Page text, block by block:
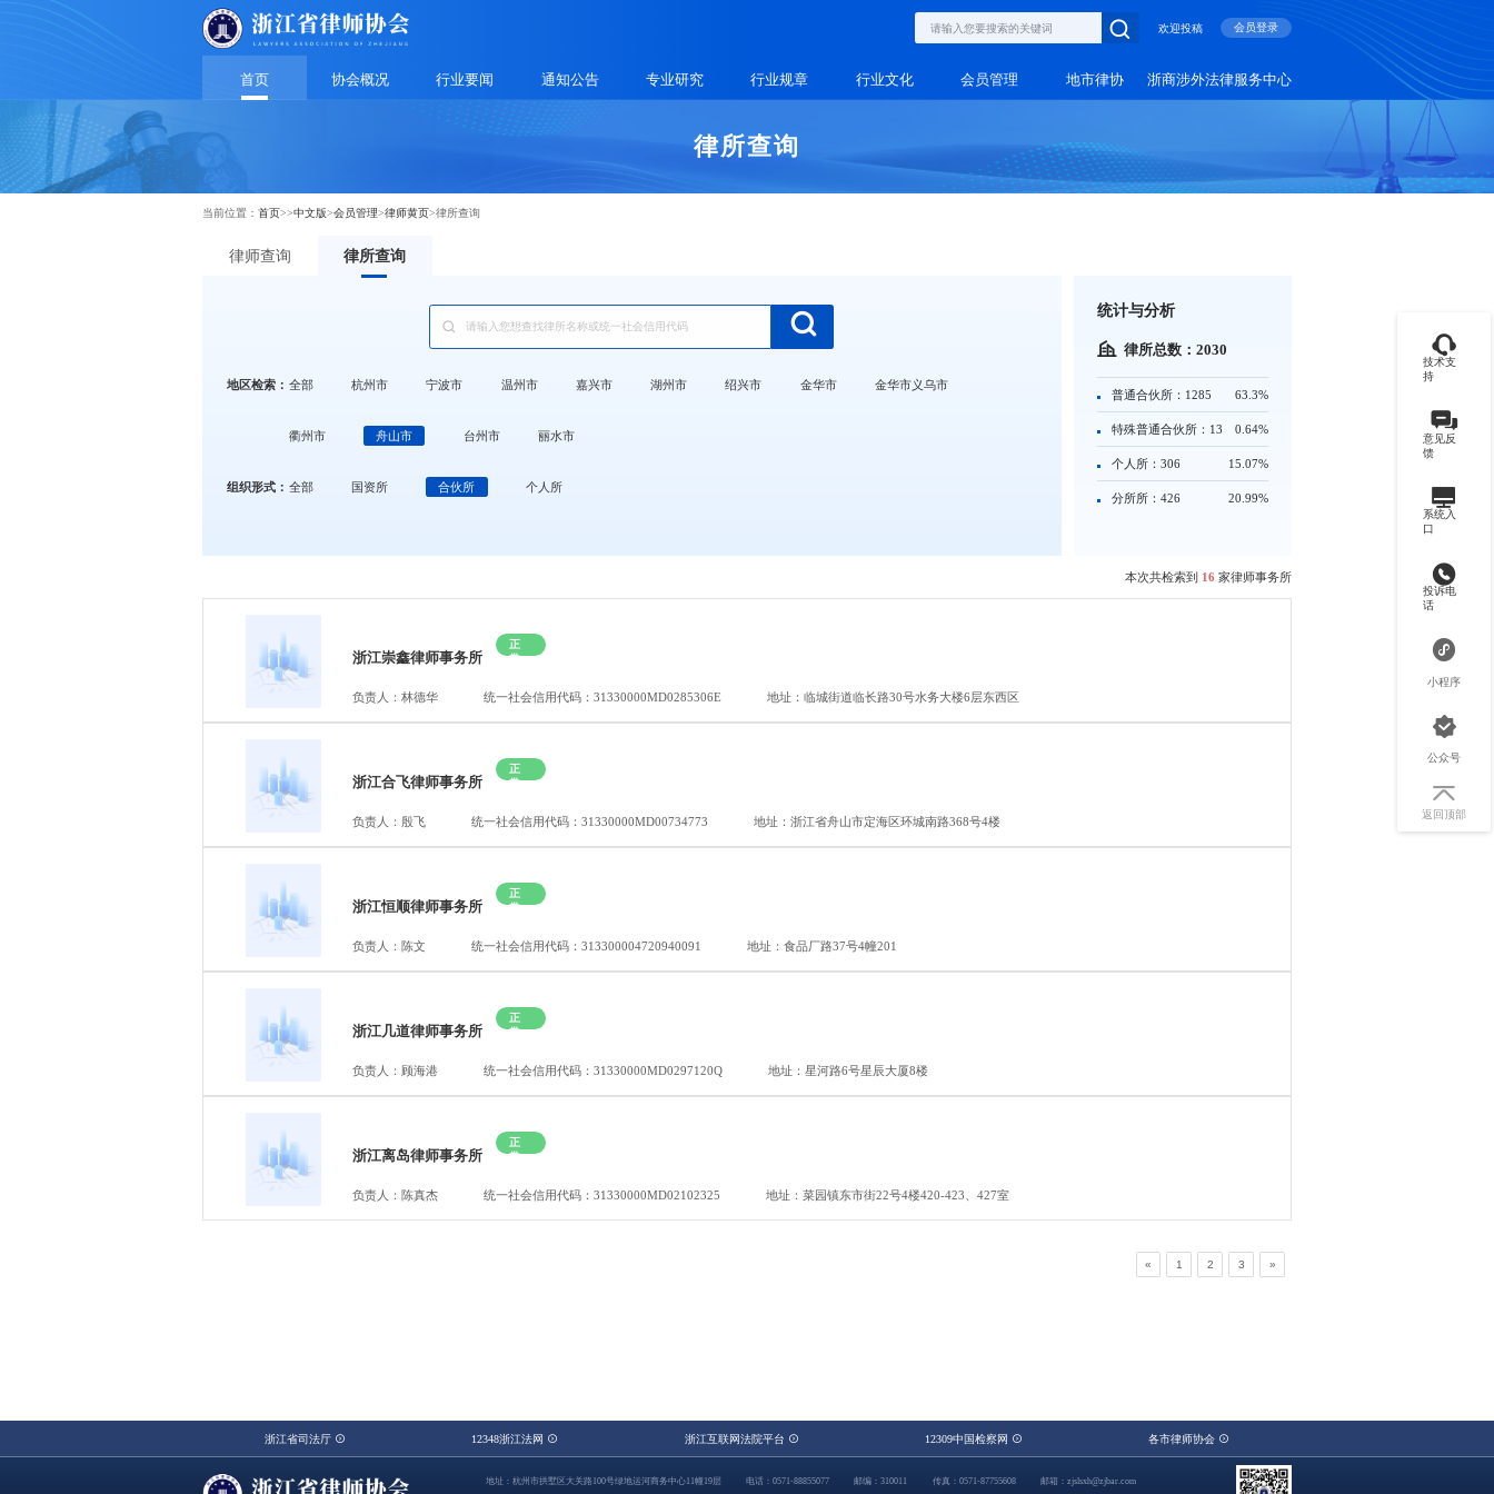
欢迎投稿 会员登录
首页 协会概况 行业要闻 通知公告 专业研究 行业规章 行业文化 会员管理 地市律协 浙商涉外法律服务中心
律所查询
当前位置： 首页>>中文版>会员管理>律师黄页>律所查询
律师查询 律所查询
地区检索： 全部 杭州市 宁波市 温州市 嘉兴市 湖州市 绍兴市 金华市 金华市义乌市
衢州市 舟山市 台州市 丽水市
组织形式： 全部 国资所 合伙所 个人所
统计与分析
律所总数：2030
普通合伙所：1285 63.3%
特殊普通合伙所：13 0.64%
个人所：306 15.07%
分所所：426 20.99%
本次共检索到 16 家律师事务所
浙江崇鑫律师事务所
正
常
负责人：林德华 统一社会信用代码：31330000MD0285306E 地址：临城街道临长路30号水务大楼6层东西区
浙江合飞律师事务所
正
常
负责人：殷飞 统一社会信用代码：31330000MD00734773 地址：浙江省舟山市定海区环城南路368号4楼
浙江恒顺律师事务所
正
常
负责人：陈文 统一社会信用代码：313300004720940091 地址：食品厂路37号4幢201
浙江几道律师事务所
正
常
负责人：顾海港 统一社会信用代码：31330000MD0297120Q 地址：星河路6号星辰大厦8楼
浙江离岛律师事务所
正
常
负责人：陈真杰 统一社会信用代码：31330000MD02102325 地址：菜园镇东市街22号4楼420-423、427室
« 1 2 3 »
浙江省司法厅 12348浙江法网 浙江互联网法院平台 12309中国检察网 各市律师协会
地址：杭州市拱墅区大关路100号绿地运河商务中心11幢19层 电话：0571-88855077 邮编：310011 传真：0571-87755608 邮箱：zjslsxh@zjbar.com
技术支
持
意见反
馈
系统入
口
投诉电
话
小程序
公众号
返回顶部